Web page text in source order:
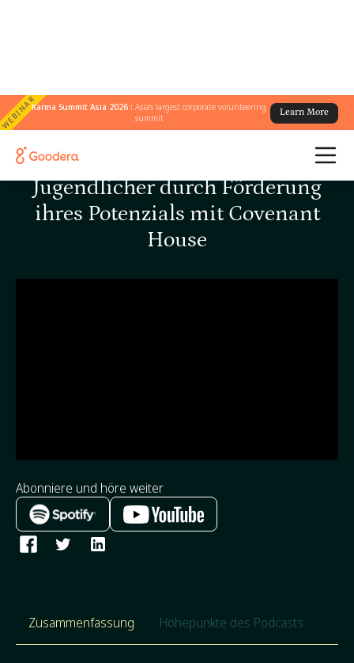
WEBINARKarma Summit Asia 2026 :Asia's largest corporate volunteering
summit
Learn More
Unterstützung obdachloser
Jugendlicher durch Förderung
ihres Potenzials mit Covenant
House
Abonniere und höre weiter
Zusammenfassung Höhepunkte des Podcasts